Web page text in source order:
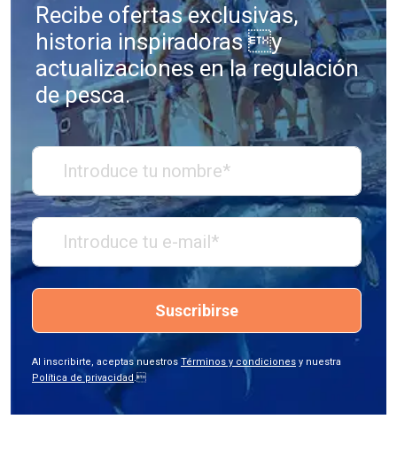
Recibe ofertas exclusivas,
historia inspiradoras y
actualizaciones en la regulación
de pesca.
Suscribirse
Al inscribirte, aceptas nuestros Términos y condiciones y nuestra
Política de privacidad.